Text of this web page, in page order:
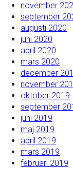
november
september
augusti 2020
juni 2020
april 2020
mars 2020
december
november
oktober 2019
september
juni 2019
maj 2019
april 2019
mars 2019
februari 2019